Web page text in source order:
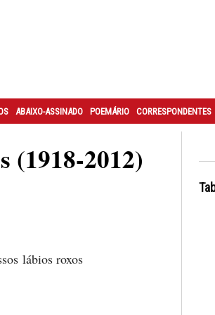
ABAIXO-ASSINADO POEMÁRIO CORRESPONDENTES
(1918-2012)
lábios roxos